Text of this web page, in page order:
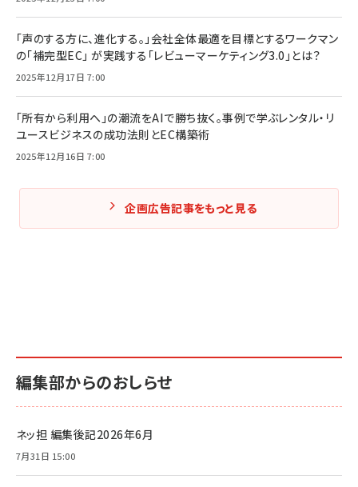
「声のする方に、進化する。」会社全体最適を目標とするワークマン
の「補完型EC」 が実践する「レビューマーケティング3.0」とは？
2025年12月17日 7:00
「所有から利用へ」の潮流をAIで勝ち抜く。事例で学ぶレンタル・リ
ユースビジネスの成功法則とEC構築術
2025年12月16日 7:00
企画広告記事をもっと見る
編集部からのおしらせ
ネッ担 編集後記2026年6月
7月31日 15:00